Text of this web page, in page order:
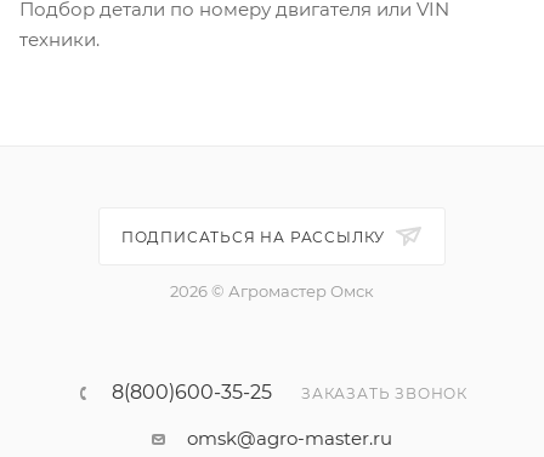
Подбор детали по номеру двигателя или VIN
техники.
ПОДПИСАТЬСЯ НА РАССЫЛКУ
2026 © Агромастер Омск
8(800)600-35-25 ЗАКАЗАТЬ ЗВОНОК
omsk@agro-master.ru